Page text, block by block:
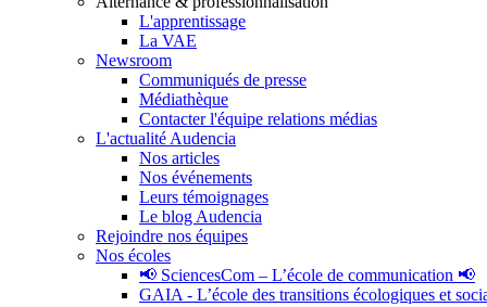
L'apprentissage
La VAE
Newsroom
Communiqués de presse
Médiathèque
Contacter l'équipe relations médias
L'actualité Audencia
Nos articles
Nos événements
Leurs témoignages
Le blog Audencia
Rejoindre nos équipes
Nos écoles
📢 SciencesCom – L’école de communication 📢
GAIA - L’école des transitions écologiques et